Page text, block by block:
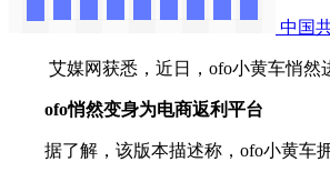
中国
艾媒网获悉，近日，ofo小黄车悄然进
ofo悄然变身为电商返利平台
据了解，该版本描述称，ofo小黄车拥